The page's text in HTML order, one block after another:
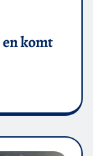
komt